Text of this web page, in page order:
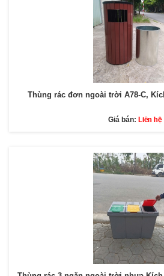
Thùng rác đơn ngoài trời A78-C,
Giá bán: Liên hệ